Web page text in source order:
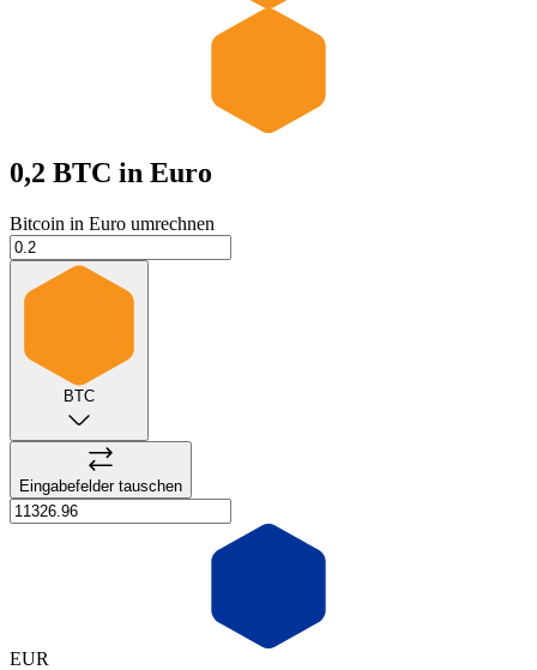
0,2 BTC in Euro
Bitcoin in Euro umrechnen
BTC
Eingabefelder tauschen
EUR